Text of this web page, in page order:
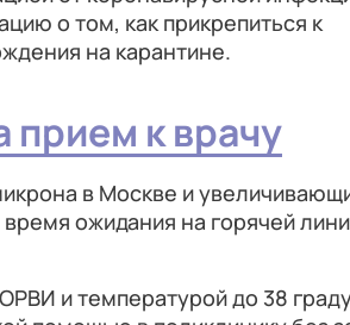
о том, как прикрепиться к
на карантине.
прием к врачу
в Москве и
ожидания на горячей
и температурой до 38